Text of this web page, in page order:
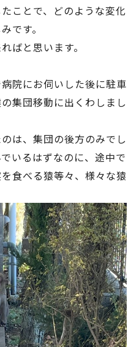
ことで、どのような変化
です。
ばと思います。
院にお伺いした後に駐車
集団移動に出くわしまし
は、集団の後方のみでし
いるはずなのに、途中で
食べる猿等々、様々な猿